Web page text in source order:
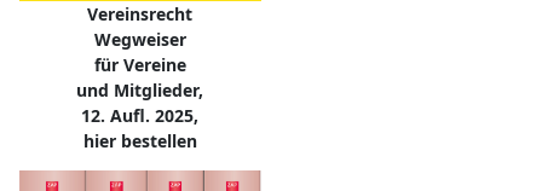
Vereinsrecht
Wegweiser
für Vereine
und Mitglieder,
12. Aufl. 2025,
hier bestellen